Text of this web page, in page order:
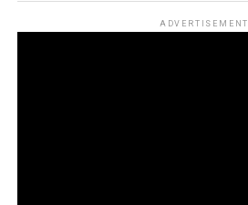
ADVERTISEMENT